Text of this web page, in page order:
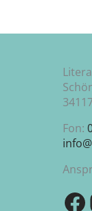
Fon:
Zu unserer